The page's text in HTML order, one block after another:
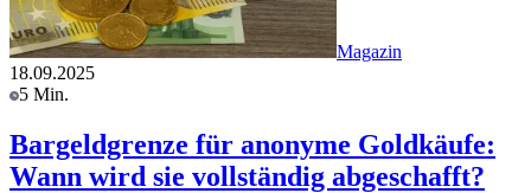
Magazin
18.09.2025
5 Min.
Bargeldgrenze für anonyme Goldkäufe:
Wann wird sie vollständig abgeschafft?